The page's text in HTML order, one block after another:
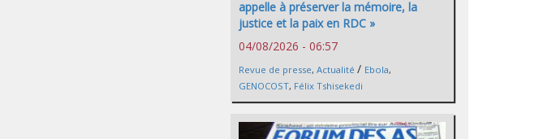
appelle à préserver la mémoire, la
justice et la paix en RDC »
04/08/2026 - 06:57
Revue de presse, Actualité / Ebola,
GENOCOST, Félix Tshisekedi